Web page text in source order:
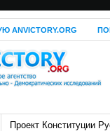
ANVICTORY.ORG
Проект Конституции